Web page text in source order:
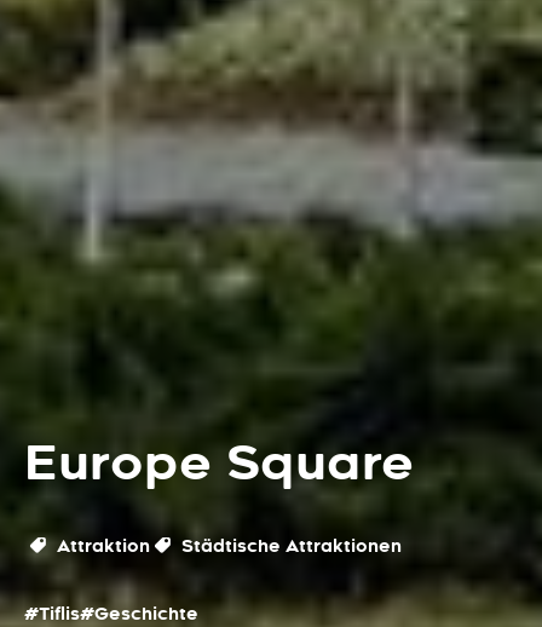
Europe Square
Attraktion Städtische Attraktionen
#Tiflis#Geschichte